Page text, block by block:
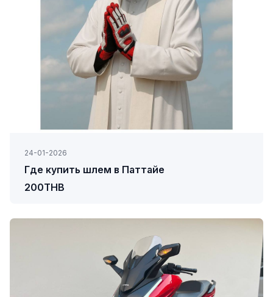
24-01-2026
Где купить шлем в Паттайе
200THB